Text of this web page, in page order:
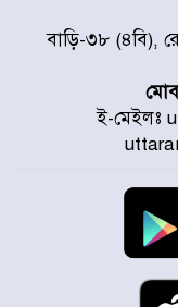
বাড়ি-৩৮ (৪বি),
ই-মেইলঃ